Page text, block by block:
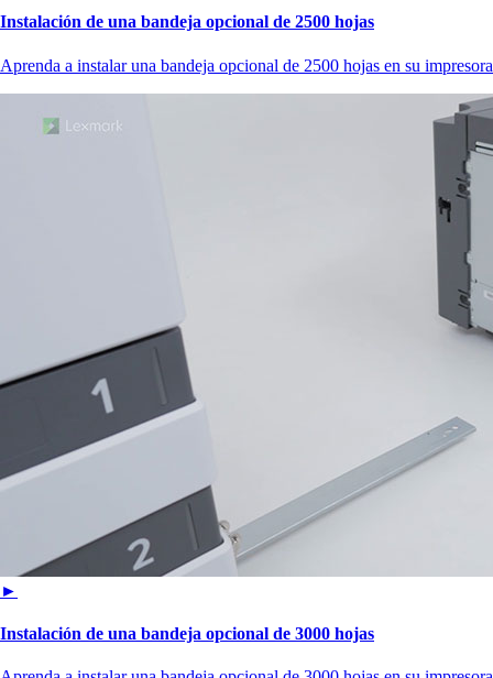
Instalación de una bandeja opcional de 2500 hojas
Aprenda a instalar una bandeja opcional de 2500 hojas en su
►
Instalación de una bandeja opcional de 3000 hojas